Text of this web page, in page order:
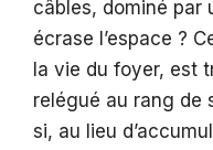
câbles, dominé par
écrase l’espace ?
la vie du foyer, est
relégué au rang de
si, au lieu